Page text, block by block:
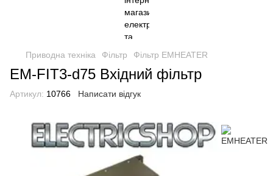
Приводна техніка Фільтр Фільтр EMHEATER
EM-FIT3-d75 Вхідний фільтр
Артикул: 10766 Написати відгук